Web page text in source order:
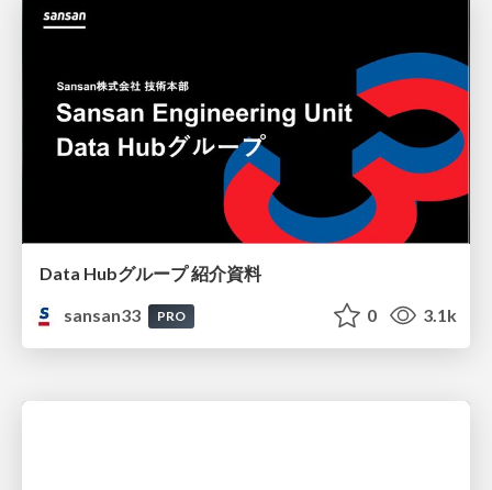
Data Hubグループ 紹介資料
sansan33
PRO 0 3.1k